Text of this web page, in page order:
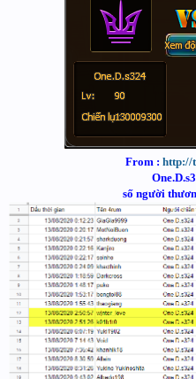
From : http://
số người